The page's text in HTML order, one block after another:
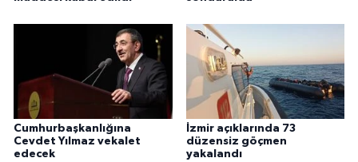
Cumhurbaşkanlığına
Cevdet Yılmaz vekalet
edecek
İzmir açıklarında 73
düzensiz göçmen
yakalandı